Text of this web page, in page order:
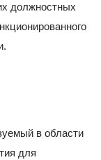
должностных
в области
для